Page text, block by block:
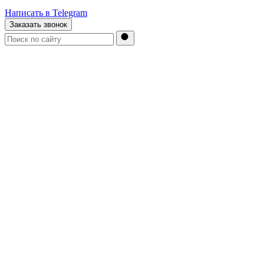
Написать в Telegram
Заказать звонок